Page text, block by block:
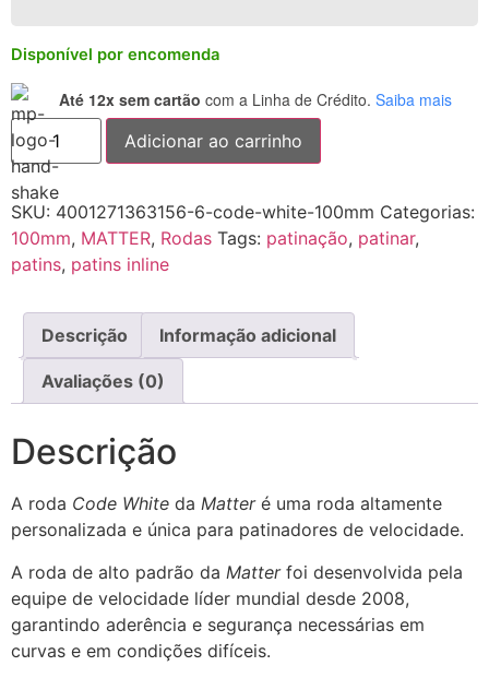
Disponível por encomenda
Até 12x sem cartão com a Linha de Crédito. Saiba mais
Adicionar ao carrinho
SKU: 4001271363156-6-code-white-100mm Categorias:
100mm, MATTER, Rodas Tags: patinação, patinar,
patins, patins inline
Descrição Informação adicional
Avaliações (0)
Descrição
A roda Code White da Matteré uma roda altamente
personalizada e única para patinadores de velocidade.
A roda de alto padrão da Matterfoi desenvolvida pela
equipe de velocidade líder mundial desde 2008,
garantindo aderência e segurança necessárias em
curvas e em condições difíceis.